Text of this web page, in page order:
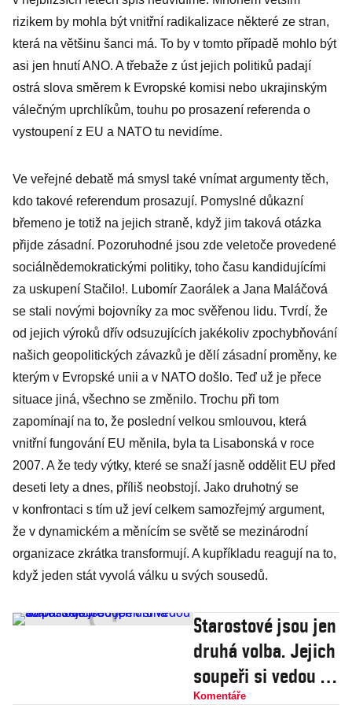
rizikem by mohla být vnitřní radikalizace některé ze stran,
která na většinu šanci má. To by v tomto případě mohlo být
asi jen hnutí ANO. A třebaže z úst jejich politiků padají
ostrá slova směrem k Evropské komisi nebo ukrajinským
válečným uprchlíkům, touhu po prosazení referenda o
vystoupení z EU a NATO tu nevidíme.
Ve veřejné debatě má smysl také vnímat argumenty těch,
kdo takové referendum prosazují. Pomyslné důkazní
břemeno je totiž na jejich straně, když jim taková otázka
přijde zásadní. Pozoruhodné jsou zde veletoče provedené
sociálnědemokratickými politiky, toho času kandidujícími
za uskupení Stačilo!. Lubomír Zaorálek a Jana Maláčová
se stali novými bojovníky za moc svěřenou lidu. Tvrdí, že
od jejich výroků dřív odsuzujících jakékoliv zpochybňování
našich geopolitických závazků je dělí zásadní proměny, ke
kterým v Evropské unii a v NATO došlo. Teď už je přece
situace jiná, všechno se změnilo. Trochu při tom
zapomínají na to, že poslední velkou smlouvou, která
vnitřní fungování EU měnila, byla ta Lisabonská v roce
2007. A že tedy výtky, které se snaží jasně oddělit EU před
deseti lety a dnes, příliš neobstojí. Jako druhotný se
v konfrontaci s tím už jeví celkem samozřejmý argument,
že v dynamickém a měnícím se světě se mezinárodní
organizace zkrátka transformují. A kupříkladu reagují na to,
když jeden stát vyvolá válku u svých sousedů.
Starostové jsou jen
druhá volba. Jejich
soupeři si vedou až
příliš dobře
Komentáře